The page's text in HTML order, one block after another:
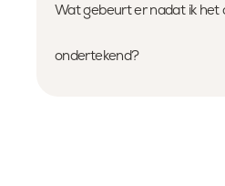
Wat gebeurt er nadat ik het
ondertekend?